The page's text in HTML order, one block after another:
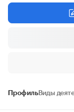
ПрофильВиды